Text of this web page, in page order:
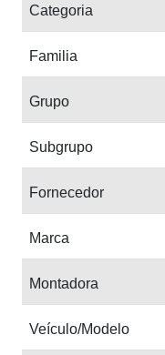
Categoria
Familia
Grupo
Subgrupo
Fornecedor
Marca
Montadora
Veículo/Modelo